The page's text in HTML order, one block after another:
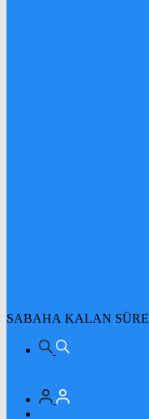
SABAHA KALAN SÜRE